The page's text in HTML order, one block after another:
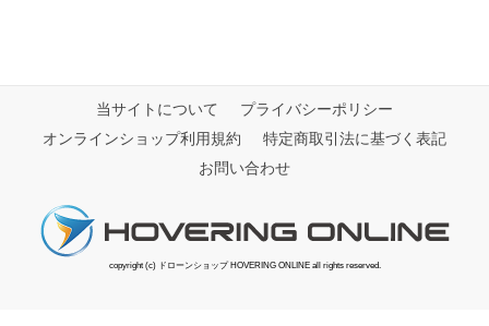
当サイトについて
プライバシーポリシー
オンラインショップ利用規約
特定商取引法に基づく表記
お問い合わせ
copyright (c) ドローンショップ HOVERING ONLINE all rights reserved.